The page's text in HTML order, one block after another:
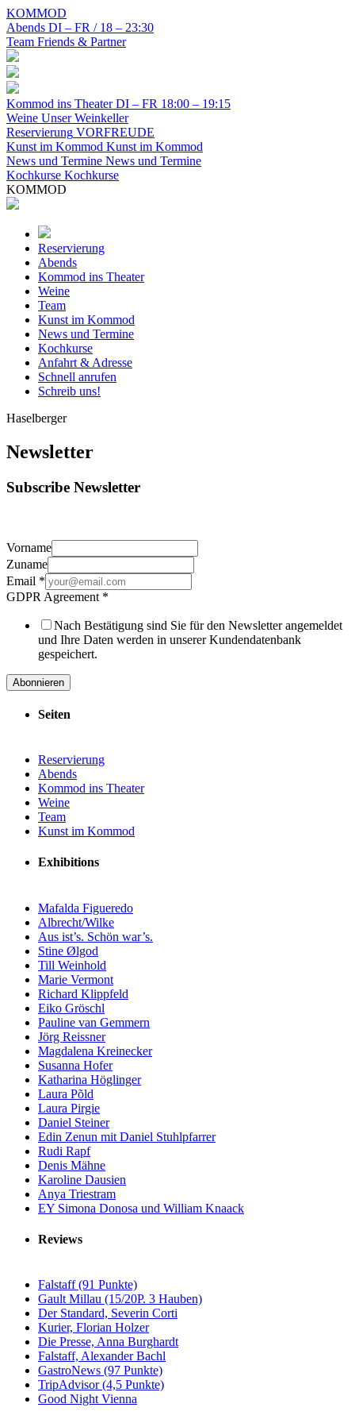
KOMMOD
Abends DI – FR / 18 – 23:30
Team Friends & Partner
Kommod ins Theater DI – FR 18:00 – 19:15
Weine Unser Weinkeller
Reservierung VORFREUDE
Kunst im Kommod Kunst im Kommod
News und Termine News und Termine
Kochkurse Kochkurse
KOMMOD
Reservierung
Abends
Kommod ins Theater
Weine
Team
Kunst im Kommod
News und Termine
Kochkurse
Anfahrt & Adresse
Schnell anrufen
Schreib uns!
Haselberger
Newsletter
Subscribe Newsletter
Vorname
Zuname
Email *
GDPR Agreement *
Nach Bestätigung sind Sie für den Newsletter angemeldet
und Ihre Daten werden in unserer Kundendatenbank
gespeichert.
Abonnieren
Seiten
Reservierung
Abends
Kommod ins Theater
Weine
Team
Kunst im Kommod
Exhibitions
Mafalda Figueredo
Albrecht/Wilke
Aus ist’s. Schön war’s.
Stine Ølgod
Till Weinhold
Marie Vermont
Richard Klippfeld
Eiko Gröschl
Pauline van Gemmern
Jörg Reissner
Magdalena Kreinecker
Susanna Hofer
Katharina Höglinger
Laura Põld
Laura Pirgie
Daniel Steiner
Edin Zenun mit Daniel Stuhlpfarrer
Rudi Rapf
Denis Mähne
Karoline Dausien
Anya Triestram
EY Simona Donosa und William Knaack
Reviews
Falstaff (91 Punkte)
Gault Millau (15/20P. 3 Hauben)
Der Standard, Severin Corti
Kurier, Florian Holzer
Die Presse, Anna Burghardt
Falstaff, Alexander Bachl
GastroNews (97 Punkte)
TripAdvisor (4,5 Punkte)
Good Night Vienna